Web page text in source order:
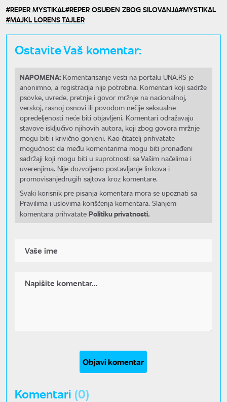
REPER MYSTIKAL REPER OSUĐEN ZBOG SILOVANJA MYSTIKAL
MAJKL LORENS TAJLER
Ostavite Vaš komentar:
NAPOMENA: Komentarisanje vesti na portalu UNA.RS je
anonimno, a registracija nije potrebna. Komentari koji sadrže
psovke, uvrede, pretnje i govor mržnje na nacionalnoj,
verskoj, rasnoj osnovi ili povodom nečije seksualne
opredeljenosti neće biti objavljeni. Komentari odražavaju
stavove isključivo njihovih autora, koji zbog govora mržnje
mogu biti i krivično gonjeni. Kao čitatelj prihvatate
mogućnost da među komentarima mogu biti pronađeni
sadržaji koji mogu biti u suprotnosti sa Vašim načelima i
uverenjima. Nije dozvoljeno postavljanje linkova i
promovisanjedrugih sajtova kroz komentare.
Svaki korisnik pre pisanja komentara mora se upoznati sa
Pravilima i uslovima korišćenja komentara. Slanjem
komentara prihvatate Politiku privatnosti.
Objavi komentar
Komentari (0)